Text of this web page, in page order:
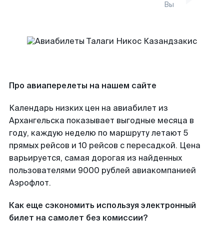
Вы
Про авиаперелеты на нашем сайте
Календарь низких цен на авиабилет из
Архангельска показывает выгодные месяца в
году, каждую неделю по маршруту летают 5
прямых рейсов и 10 рейсов с пересадкой. Цена
варьируется, самая дорогая из найденных
пользователями 9000 рублей авиакомпанией
Аэрофлот.
Как еще сэкономить используя электронный
билет на самолет без комиссии?